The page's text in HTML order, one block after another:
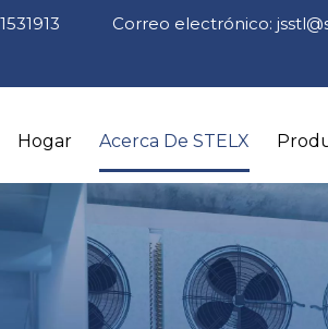
Correo electrónico:
Hogar Acerca De STELX